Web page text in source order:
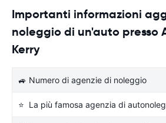
Importanti informazioni
noleggio di un'auto presso
Kerry
🚙 Numero di agenzie di noleggio
⭐ La più famosa agenzia di